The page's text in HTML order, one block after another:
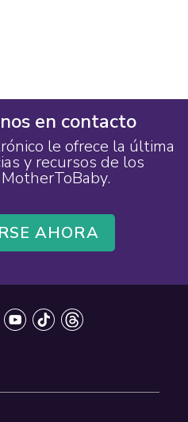
en contacto
le ofrece la última
y recursos de los
AHORA